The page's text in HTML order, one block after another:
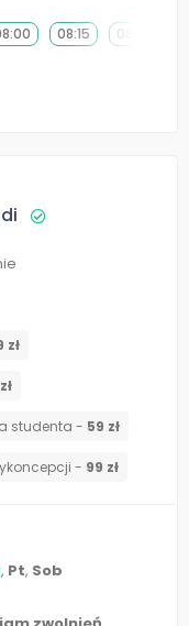
08:15 08:30
zł
studenta - 59 zł
- 99 zł
, Pt, Sob